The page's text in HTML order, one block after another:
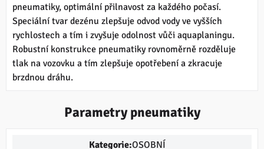
pneumatiky, optimální přilnavost za každého počasí.
Speciální tvar dezénu zlepšuje odvod vody ve vyšších
rychlostech a tím i zvyšuje odolnost vůči aquaplaningu.
Robustní konstrukce pneumatiky rovnoměrně rozděluje
tlak na vozovku a tím zlepšuje opotřebení a zkracuje
brzdnou dráhu.
Parametry pneumatiky
Kategorie:OSOBNÍ